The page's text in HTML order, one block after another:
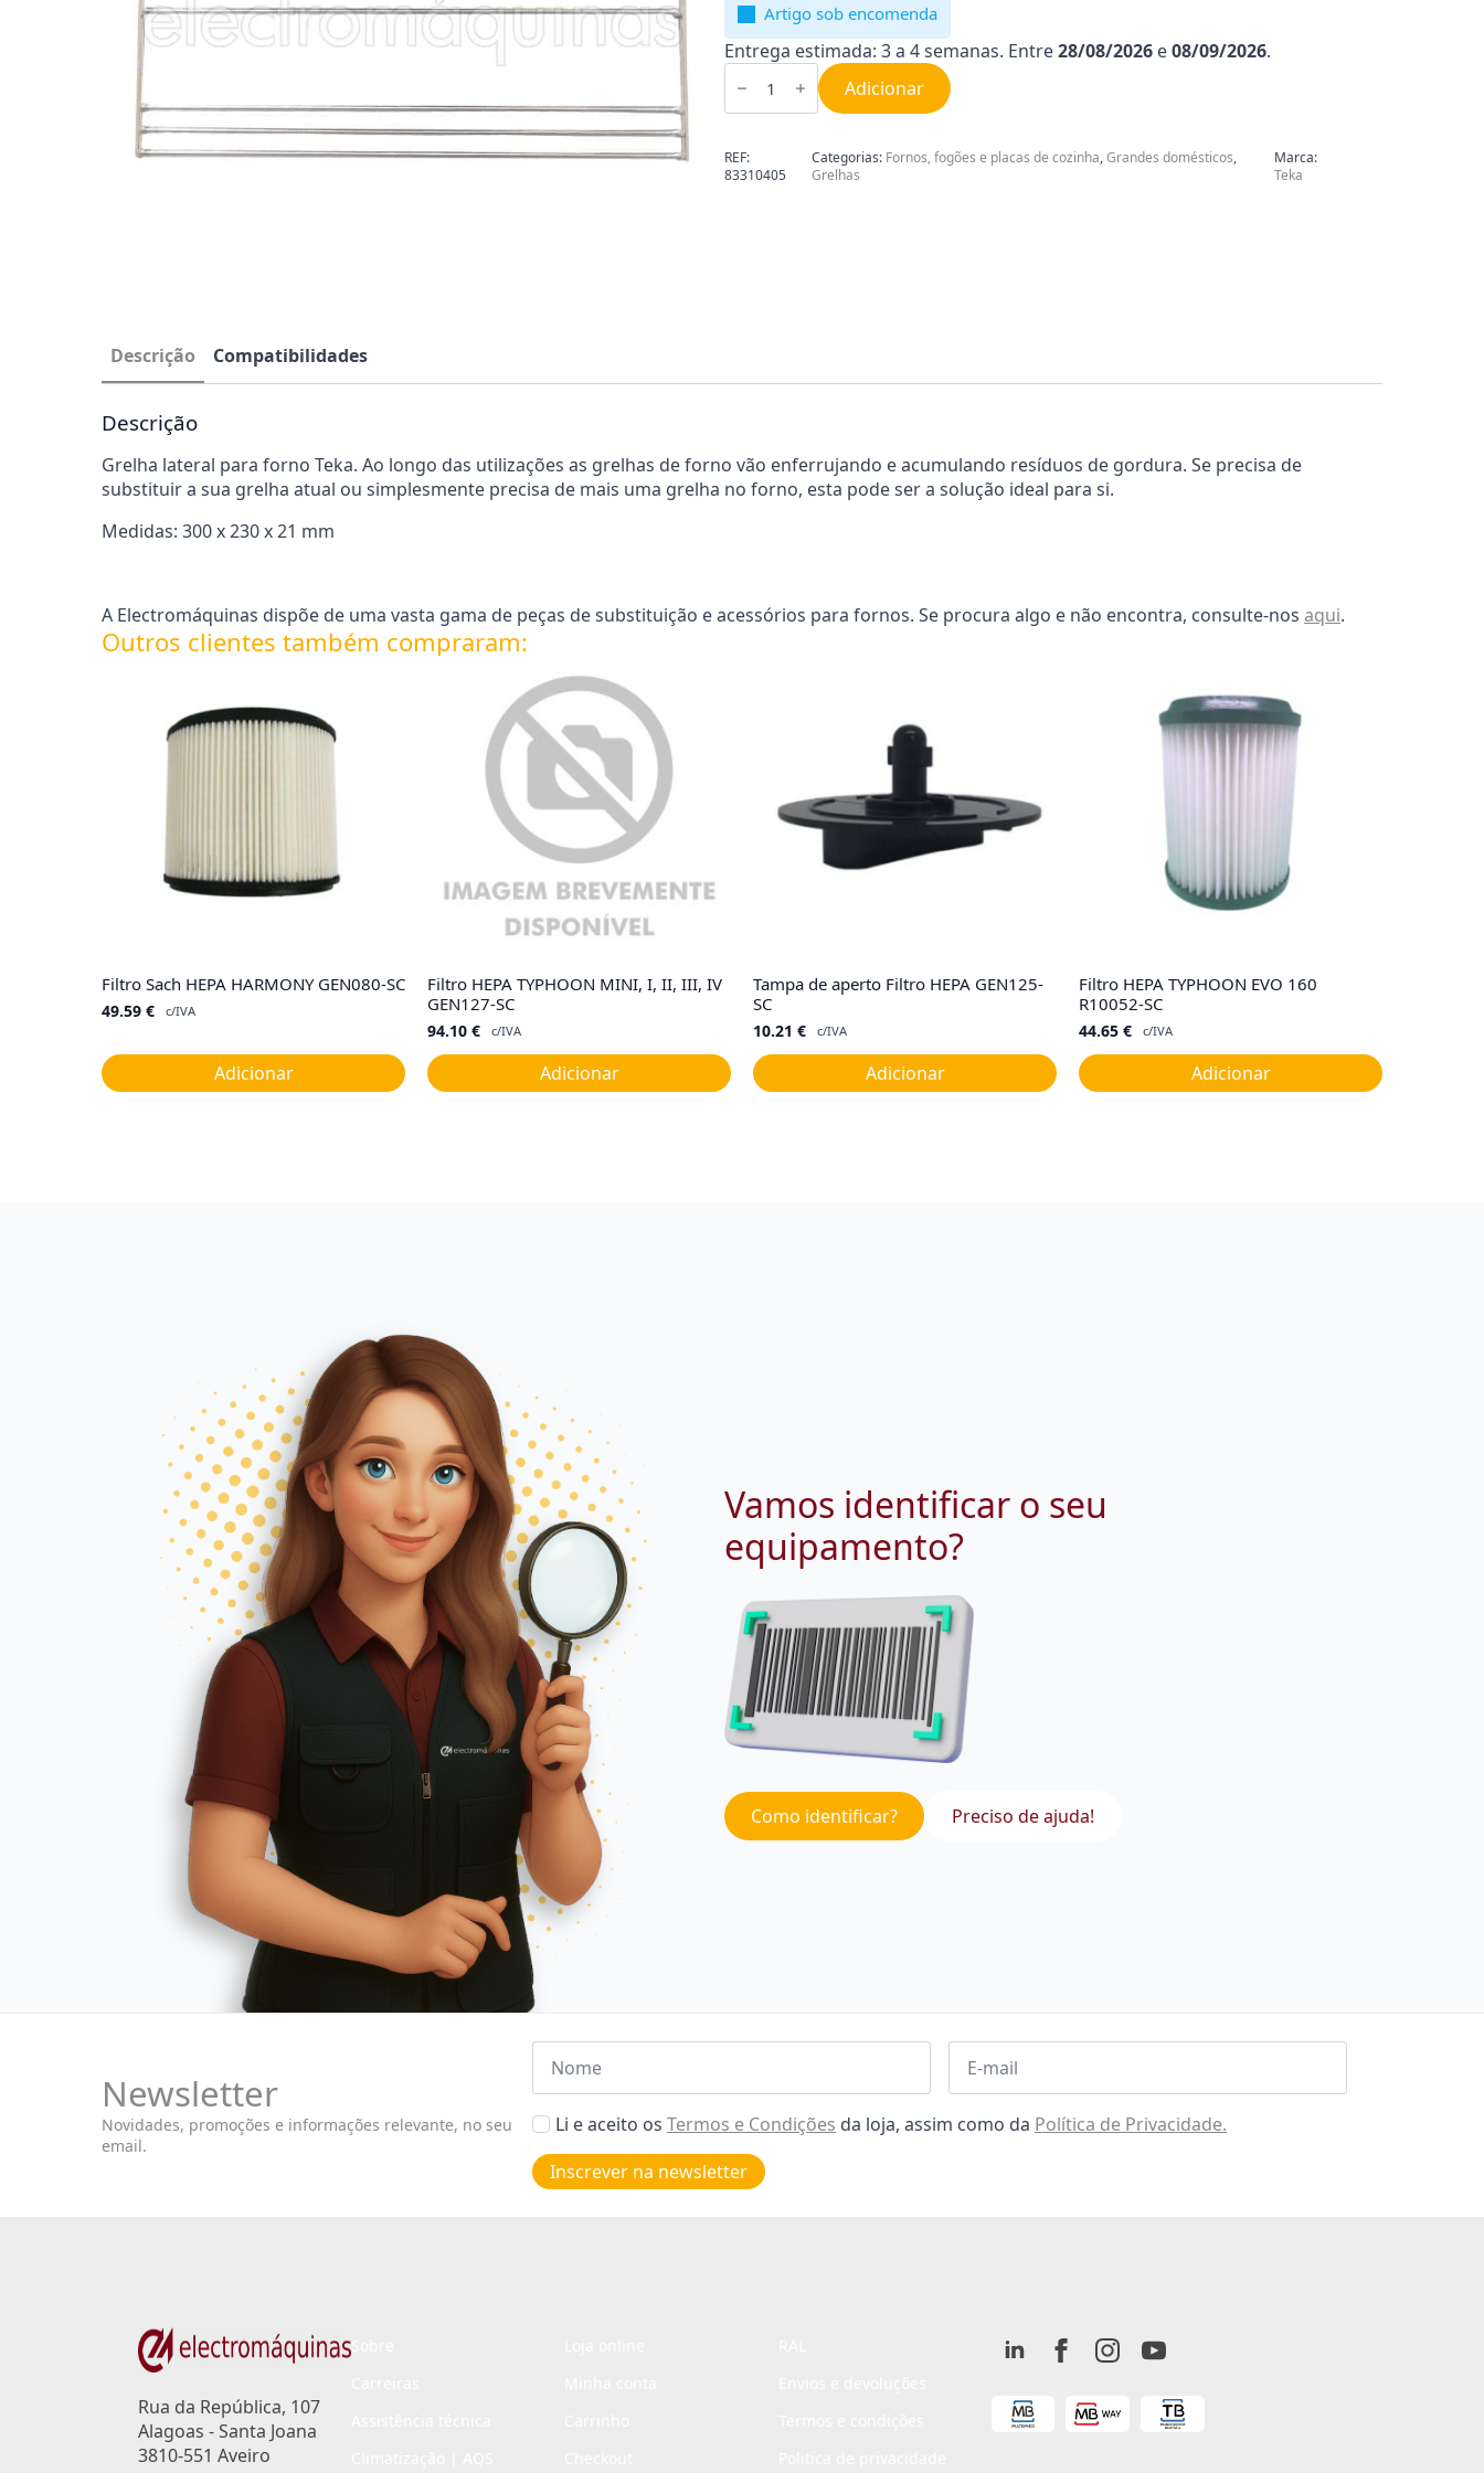
Artigo sob encomenda
Entrega estimada: 3 a 4 semanas. Entre28/08/2026 e08/09/2026.
Quantidade
de
Lateral
Forno
Teka
83310405
Adicionar
REF:
83310405
Categorias: Fornos, fogões e placas de cozinha,Grandes domésticos,
Grelhas
Marca:
Teka
Descrição Compatibilidades
Descrição
Grelha lateral para forno Teka. Ao longo das utilizações as grelhas de forno vão enferrujando e acumulando resíduos de gordura. Se precisa de
substituir a sua grelha atual ou simplesmente precisa de mais uma grelha no forno, esta pode ser a solução ideal para si.
Medidas: 300 x 230 x 21 mm
A Electromáquinas dispõe de uma vasta gama de peças de substituição e acessórios para fornos. Se procura algo e não encontra, consulte-nos aqui.
Outros clientes também compraram:
Filtro Sach HEPA HARMONY GEN080-SC
49.59 € c/IVA
Adicionar
Filtro HEPA TYPHOON MINI, I, II, III, IV
GEN127-SC
94.10 € c/IVA
Adicionar
Tampa de aperto Filtro HEPA GEN125-
SC
10.21 € c/IVA
Adicionar
Filtro HEPA TYPHOON EVO 160
R10052-SC
44.65 € c/IVA
Adicionar
Vamos identificar o seu
equipamento?
Como identificar? Preciso de ajuda!
Newsletter
Novidades, promoções e informações relevante, no seu
email.
Nome Email
Aceitar
de
privacidade
Li e aceito os Termos e Condições da loja, assim como da Política de Privacidade.
Inscrever na newsletter
Rua da República, 107
Alagoas - Santa Joana
3810-551 Aveiro